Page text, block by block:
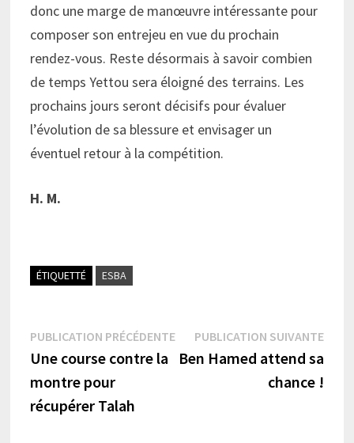
donc une marge de manœuvre intéressante pour
composer son entrejeu en vue du prochain
rendez-vous. Reste désormais à savoir combien
de temps Yettou sera éloigné des terrains. Les
prochains jours seront décisifs pour évaluer
l’évolution de sa blessure et envisager un
éventuel retour à la compétition.
H. M.
ÉTIQUETTÉ ESBA
Navigation
de
l’article
PUBLICATION PRÉCÉDENTEPublication
précédente :
Une course contre la
montre pour
récupérer Talah
PUBLICATION SUIVANTE
Ben Hamed attend sa
chance !